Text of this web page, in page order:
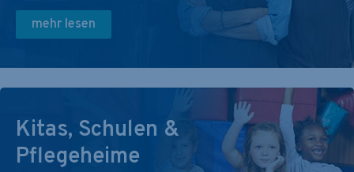
mehr lesen
Kitas, Schulen &
Pflegeheime